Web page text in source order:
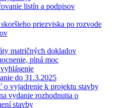
listín a podpisov
priezviska po rozvode
matričných dokladov
plná moc
do 31.3.2025
o vyjadrenie k projektu stavby
vydanie rozhodnutia o
stavby